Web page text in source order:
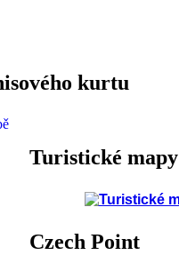
kurtu
Turistické mapy
Czech Point